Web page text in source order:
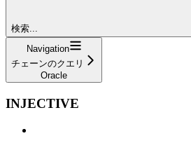
検索...
Navigation
チェーンのクエリ
Oracle
INJECTIVE